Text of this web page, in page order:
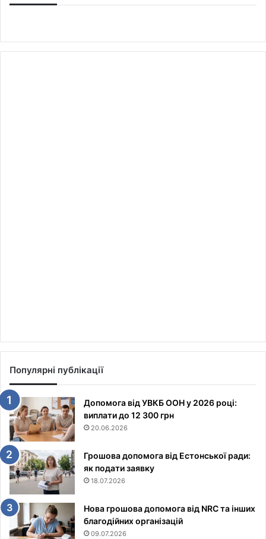
Популярні публікації
Допомога від УВКБ ООН у 2026 році:
виплати до 12 300 грн
20.06.2026
Грошова допомога від Естонської ради:
як подати заявку
18.07.2026
Нова грошова допомога від NRC та інших
благодійних організацій
09.07.2026